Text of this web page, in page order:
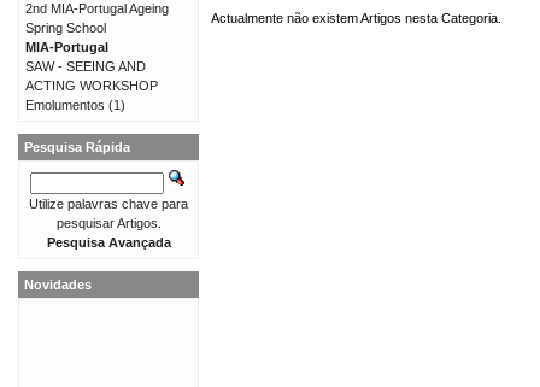
Actualmente não existem Artigos nesta Categoria.
2nd MIA-Portugal Ageing
Spring School
MIA-Portugal
SAW - SEEING AND
ACTING WORKSHOP
Emolumentos (1)
Pesquisa Rápida
Utilize palavras chave para
pesquisar Artigos.
Pesquisa Avançada
Novidades